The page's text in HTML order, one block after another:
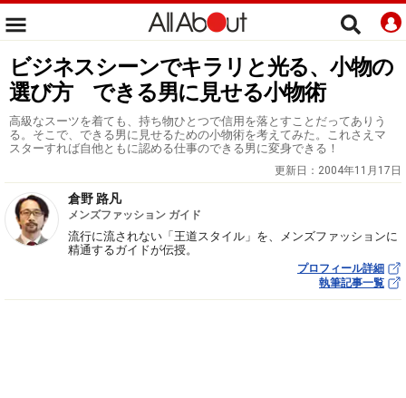
ビジネスシーンでキラリと光る、小物の
選び方 できる男に見せる小物術
高級なスーツを着ても、持ち物ひとつで信用を落とすことだってありう
る。そこで、できる男に見せるための小物術を考えてみた。これさえマ
スターすれば自他ともに認める仕事のできる男に変身できる！
更新日： 2004年11月17日
倉野 路凡
メンズファッション ガイド
流行に流されない「王道スタイル」を、メンズファッションに
精通するガイドが伝授。
プロフィール詳細
執筆記事一覧